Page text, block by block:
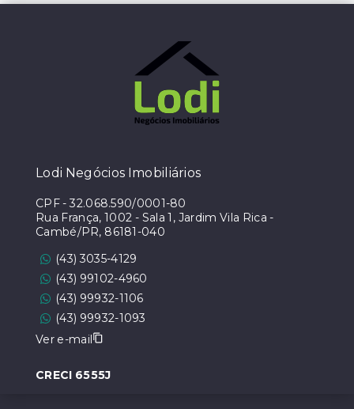
Lodi Negócios Imobiliários
CPF-32.068.590/0001-80
Rua França, 1002 - Sala 1, Jardim Vila Rica -
Cambé/PR, 86181-040
(43) 3035-4129
(43) 99102-4960
(43) 99932-1106
(43) 99932-1093
Ver e-mail
CRECI 6555J